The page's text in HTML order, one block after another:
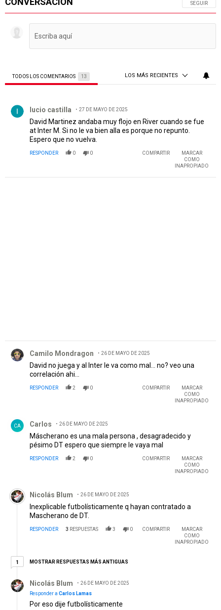
SIGA ESTA
SEGUIR
TODOS LOS COMENTARIOS 13 LOS MÁS RECIENTES
lucio castilla 27 DE MAYO DE 2025
David Martinez andaba muy flojo en River cuando se fue
at Inter M. Si no le va bien alla es porque no repunto.
Espero que no vuelva.
RESPONDER 0 0 COMPARTIR
MARCAR
COMO
INAPROPIADO
Camilo Mondragon 26 DE MAYO DE 2025
David no juega y al Inter le va como mal... no? veo una
correlación ahi...
RESPONDER 2 0 COMPARTIR
MARCAR
COMO
INAPROPIADO
CA Carlos 26 DE MAYO DE 2025
Máscherano es una mala persona , desagradecido y
pésimo DT espero que siempre le vaya mal
RESPONDER 2 0 COMPARTIR
MARCAR
COMO
INAPROPIADO
Comentario de Nicolás Blum.
Nicolás Blum 26 DE MAYO DE 2025
Inexplicable futbolísticamente q hayan contratado a
Mascherano de DT.
RESPONDER 3 RESPUESTAS 3 0 COMPARTIR
MARCAR
COMO
INAPROPIADO
11 respuesta más antiguas
MOSTRAR RESPUESTAS MÁS ANTIGUAS
Nicolás Blum
26 DE MAYO DE 2025
Responder a Carlos Lamas
Por eso dije futbolísticamente